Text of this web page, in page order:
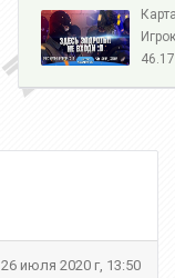
26 июля 2020 г, 13:50